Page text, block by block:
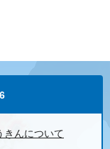
きんについて